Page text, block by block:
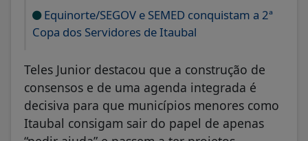
Equinorte/SEGOV e SEMED conquistam a 2ª
Copa dos Servidores de Itaubal
Teles Junior destacou que a construção de
consensos e de uma agenda integrada é
decisiva para que municípios menores como
Itaubal consigam sair do papel de apenas